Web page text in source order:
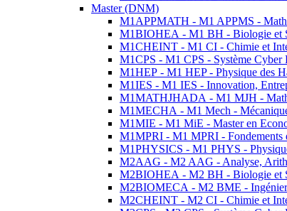
Master (DNM)
M1APPMATH - M1 APPMS -
M1BIOHEA - M1 BH - Biologie et
M1CHEINT - M1 CI - Chimie et
M1CPS - M1 CPS - Système Cyber
M1HEP - M1 HEP - Physique des
M1IES - M1 IES - Innovation,
M1MATHJHADA - M1 MJH -
M1MECHA - M1 Mech -
M1MIE - M1 MiE - Master en
M1MPRI - M1 MPRI - Fondements
M1PHYSICS - M1 PHYS -
M2AAG - M2 AAG - Analyse,
M2BIOHEA - M2 BH - Biologie et
M2BIOMECA - M2 BME -
M2CHEINT - M2 CI - Chimie et